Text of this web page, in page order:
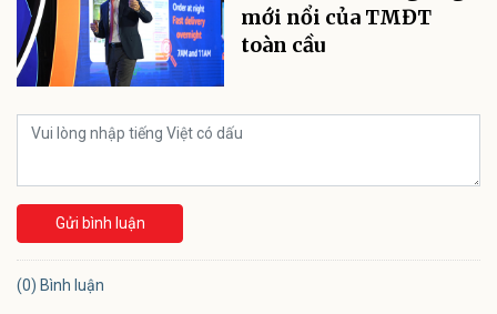
mới nổi của TMĐT
toàn cầu
Gửi bình luận
(0) Bình luận